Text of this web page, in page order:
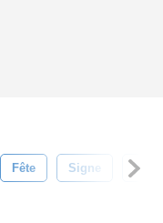
Fête Signe